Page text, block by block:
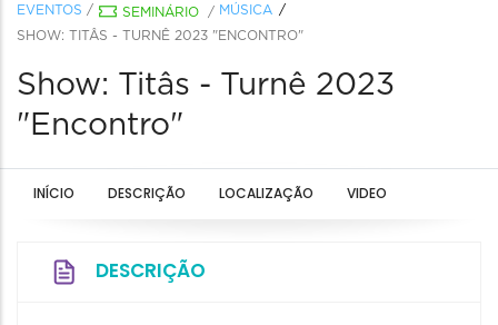
EVENTOS / SEMINÁRIO / MÚSICA
SHOW: TITÂS - TURNÊ 2023 "ENCONTRO"
Show: Titâs - Turnê 2023
"Encontro"
INÍCIO DESCRIÇÃO LOCALIZAÇÃO VIDEO
DESCRIÇÃO